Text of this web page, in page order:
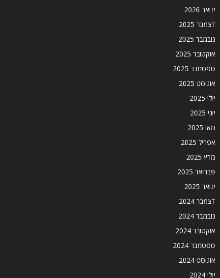
ינואר 2026
דצמבר 2025
נובמבר 2025
אוקטובר 2025
ספטמבר 2025
אוגוסט 2025
יולי 2025
יוני 2025
מאי 2025
אפריל 2025
מרץ 2025
פברואר 2025
ינואר 2025
דצמבר 2024
נובמבר 2024
אוקטובר 2024
ספטמבר 2024
אוגוסט 2024
יולי 2024